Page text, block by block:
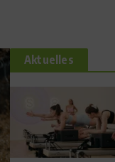
Aktuelles